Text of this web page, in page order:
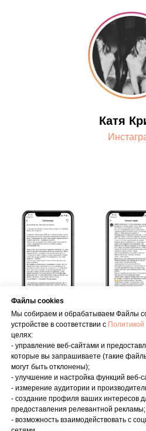
Файлы cookies
Мы собираем и обрабатываем Файлы
устройстве в соответствии с Политикой
целях:
- управление веб-сайтами и
которые вы запрашиваете (такие
могут быть отклонены);
- улучшение и настройка функций веб-
- измерение аудитории и
- создание профиля ваших интересов
предоставления релевантной рекламы;
- возможность взаимодействовать с
Катя
© 2023 Все права защищены |
ПОЛИТИКА КОНФИДЕНЦИАЛЬНОСТИ
СОГЛАСИЕ НА ОБРАБОТКУ
ИНФОРМИРОВАННОЕ И